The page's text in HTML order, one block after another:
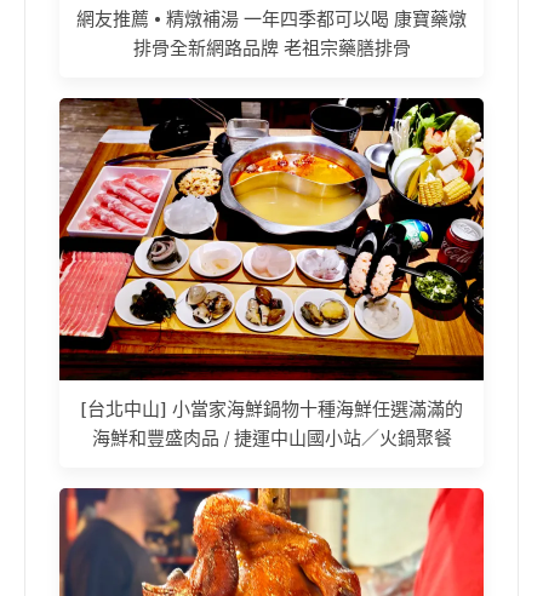
網友推薦 • 精燉補湯 一年四季都可以喝 康寶藥燉
排骨全新網路品牌 老祖宗藥膳排骨
[台北中山] 小當家海鮮鍋物十種海鮮任選滿滿的
海鮮和豐盛肉品 / 捷運中山國小站／火鍋聚餐